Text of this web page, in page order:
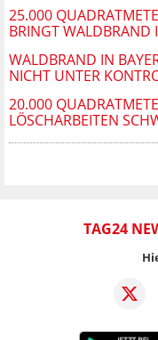
25.000
BRINGT WALDBRAND
WALDBRAND IN
NICHT UNTER
20.000
LÖSCHARBEITEN
TAG24